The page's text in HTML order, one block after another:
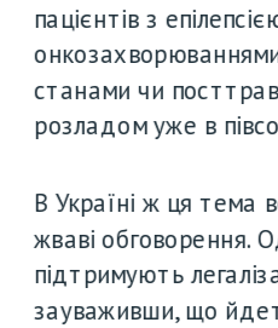
пацієнтів з
станами чи
розладом уже в
В Україні ж ця тема
жваві обговорення.
підтримують
зауваживши, що